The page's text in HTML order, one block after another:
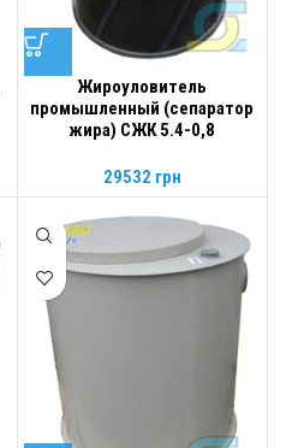
Жироуловитель
промышленный (сепаратор
жира) СЖК 5.4-0,8
29532 грн